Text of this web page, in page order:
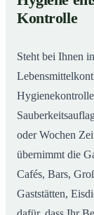
02
man sieht
Kontrolle
Steht bei Ihnen
oder Wochen
übernimmt die
Cafés, Bars,
Gaststätten,